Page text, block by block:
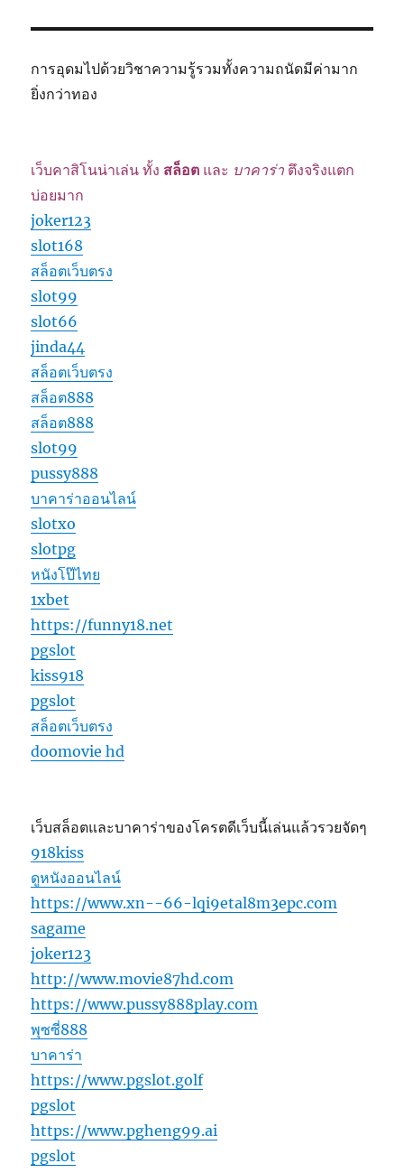
การอุดมไปด้วยวิชาความรู้รวมทั้งความถนัดมีค่ามาก
ยิ่งกว่าทอง
เว็บคาสิโนน่าเล่น ทั้ง สล็อต และ บาคาร่า ตึงจริงแตก
บ่อยมาก
joker123
slot168
สล็อตเว็บตรง
slot99
slot66
jinda44
สล็อตเว็บตรง
สล็อต888
สล็อต888
slot99
pussy888
บาคาร่าออนไลน์
slotxo
slotpg
หนังโป๊ไทย
1xbet
https://funny18.net
pgslot
kiss918
pgslot
สล็อตเว็บตรง
doomovie hd
เว็บสล็อตและบาคาร่าของโครตดีเว็บนี้เล่นแล้วรวยจัดๆ
918kiss
ดูหนังออนไลน์
https://www.xn--66-lqi9etal8m3epc.com
sagame
joker123
http://www.movie87hd.com
https://www.pussy888play.com
พุซซี่888
บาคาร่า
https://www.pgslot.golf
pgslot
https://www.pgheng99.ai
pgslot